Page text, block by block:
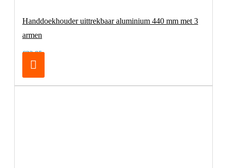
Handdoekhouder uittrekbaar aluminium 440 mm met 3
armen
€32,95